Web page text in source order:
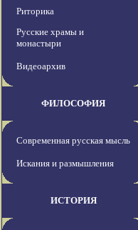
Риторика
Русские храмы и
монастыри
Видеоархив
ФИЛОСОФИЯ
Современная русская мысль
Искания и размышления
ИСТОРИЯ